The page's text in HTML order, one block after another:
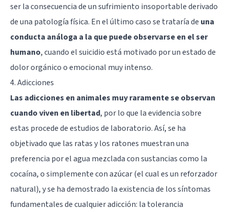
ser la consecuencia de un sufrimiento insoportable derivado
de una patología física. En el último caso se trataría de una
conducta análoga a la que puede observarse en el ser
humano, cuando el suicidio está motivado por un estado de
dolor orgánico o emocional muy intenso.
4. Adicciones
Las adicciones en animales muy raramente se observan
cuando viven en libertad, por lo que la evidencia sobre
estas procede de estudios de laboratorio. Así, se ha
objetivado que las ratas y los ratones muestran una
preferencia por el agua mezclada con sustancias como la
cocaína, o simplemente con azúcar (el cual es un reforzador
natural), y se ha demostrado la existencia de los síntomas
fundamentales de cualquier adicción: la tolerancia